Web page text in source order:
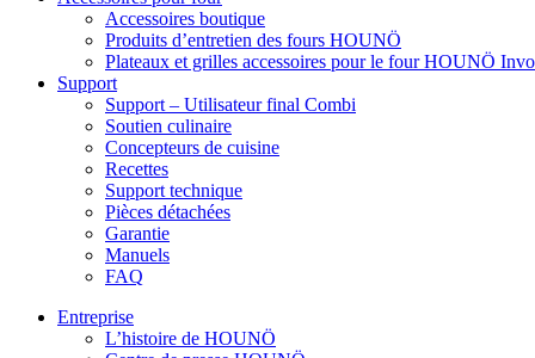
Accessoires boutique
Produits d’entretien des fours HOUNÖ
Plateaux et grilles accessoires pour le four HOUNÖ
Support
Support – Utilisateur final Combi
Soutien culinaire
Concepteurs de cuisine
Recettes
Support technique
Pièces détachées
Garantie
Manuels
FAQ
Entreprise
L’histoire de HOUNÖ